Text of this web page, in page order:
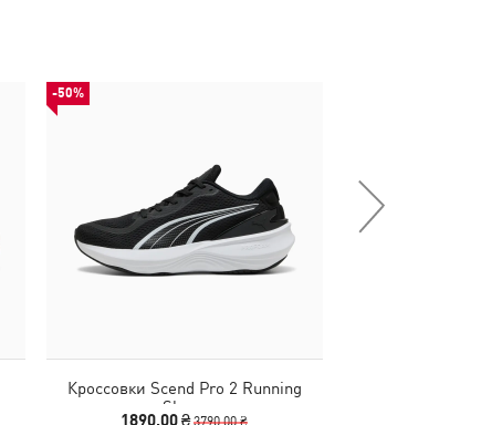
-50%
Кроссовки Scend Pro 2 Running
Shoes
1890,00 ₴3790,00 ₴